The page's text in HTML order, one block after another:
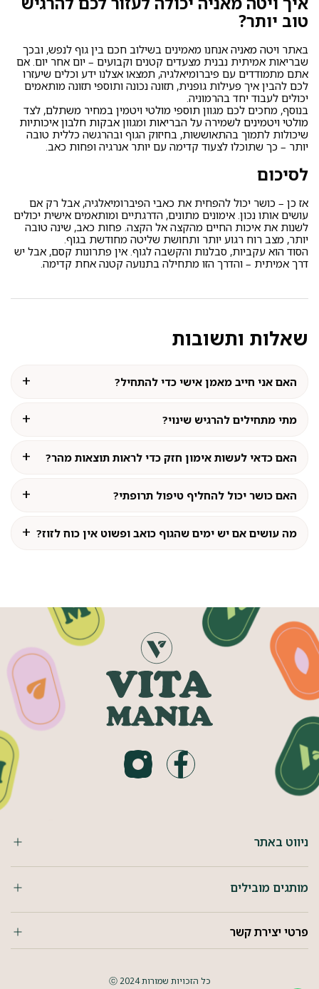
טוב יותר?
באתר ויטה מאניה אנחנו מאמינים בשילוב חכם בין גוף לנפש, ובכך
שבריאות אמיתית נבנית מצעדים קטנים וקבועים – יום אחר יום. אם
אתם מתמודדים עם פיברומיאלגיה, תמצאו אצלנו ידע וכלים שיעזרו
לכם להבין איך פעילות גופנית, תזונה נכונה ותוספי תזונה מותאמים
יכולים לעבוד יחד בהרמוניה.
בנוסף, מחכים לכם מגוון תוספי מולטי ויטמין במחיר משתלם, לצד
מולטי ויטמינים לשמירה על הבריאות ומגוון אבקות חלבון איכותיות
שיכולות לתמוך בהתאוששות, בחיזוק הגוף ובהרגשה כללית טובה
יותר – כך שתוכלו לצעוד קדימה עם יותר אנרגיה ופחות כאב.
לסיכום
אז כן – כושר יכול להפחית את כאבי הפיברומיאלגיה, אבל רק אם
עושים אותו נכון. אימונים מתונים, הדרגתיים ומותאמים אישית יכולים
לשנות את איכות החיים מהקצה אל הקצה. פחות כאב, שינה טובה
יותר, מצב רוח רגוע יותר ותחושת שליטה מחודשת בגוף.
הסוד הוא עקביות, סבלנות והקשבה לגוף. אין פתרונות קסם, אבל יש
דרך אמיתית – והדרך הזו מתחילה בתנועה קטנה אחת קדימה.
שאלות ותשובות
האם אני חייב מאמן אישי כדי להתחיל?
מתי מתחילים להרגיש שינוי?
האם כדאי לעשות אימון חזק כדי לראות תוצאות מהר?
האם כושר יכול להחליף טיפול תרופתי?
מה עושים אם יש ימים שהגוף כואב ופשוט אין כוח לזוז?
ניווט באתר
מותגים מובילים
פרטי יצירת קשר
כל הזכויות שמורות 2024 ⓒ